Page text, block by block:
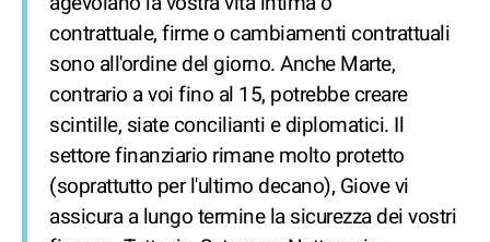
contrattuale, firme o cambiamenti contrattuali
sono all'ordine del giorno. Anche Marte,
contrario a voi fino al 15, potrebbe creare
scintille, siate concilianti e diplomatici. Il
settore finanziario rimane molto protetto
(soprattutto per l'ultimo decano), Giove vi
assicura a lungo termine la sicurezza dei vostri